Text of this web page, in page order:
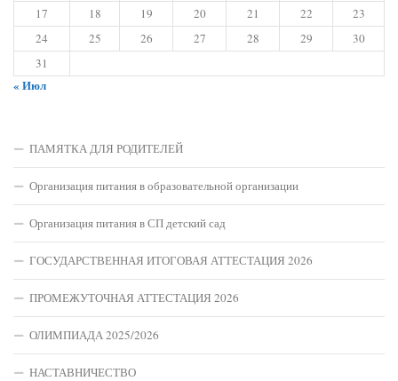
17
18 19 20 21 22
23
24
25 26 27 28 29
30
31
« Июл
ПАМЯТКА ДЛЯ РОДИТЕЛЕЙ
Организация питания в образовательной организации
Организация питания в СП детский сад
ГОСУДАРСТВЕННАЯ ИТОГОВАЯ АТТЕСТАЦИЯ 2026
ПРОМЕЖУТОЧНАЯ АТТЕСТАЦИЯ 2026
ОЛИМПИАДА 2025/2026
НАСТАВНИЧЕСТВО